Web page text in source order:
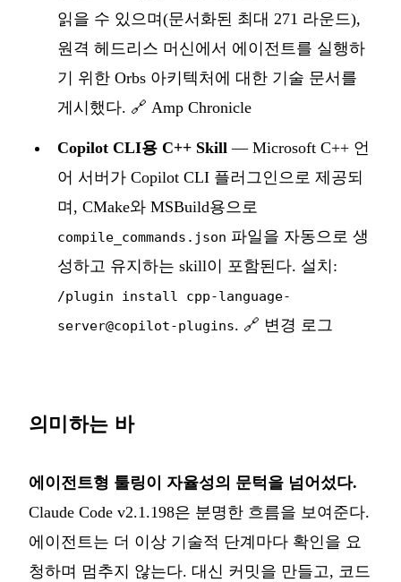
읽을 수 있으며(문서화된 최대 271 라운드),
원격 헤드리스 머신에서 에이전트를 실행하
기 위한 Orbs 아키텍처에 대한 기술 문서를
게시했다. 🔗 Amp Chronicle
Copilot CLI용 C++ Skill — Microsoft C++ 언
어 서버가 Copilot CLI 플러그인으로 제공되
며, CMake와 MSBuild용으로
compile_commands.json 파일을 자동으로 생
성하고 유지하는 skill이 포함된다. 설치:
/plugin install cpp-language-
server@copilot-plugins. 🔗 변경 로그
의미하는 바
에이전트형 툴링이 자율성의 문턱을 넘어섰다.
Claude Code v2.1.198은 분명한 흐름을 보여준다.
에이전트는 더 이상 기술적 단계마다 확인을 요
청하며 멈추지 않는다. 대신 커밋을 만들고, 코드